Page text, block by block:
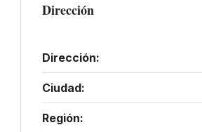
Dirección
Dirección:
Ciudad:
Región: